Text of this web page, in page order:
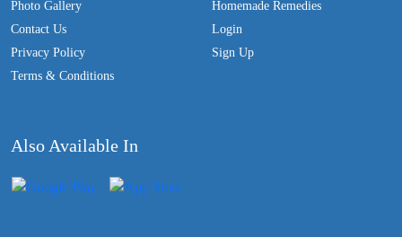
Photo Gallery
Contact Us
Privacy Policy
Terms & Conditions
Homemade Remedies
Login
Sign Up
Also Available In